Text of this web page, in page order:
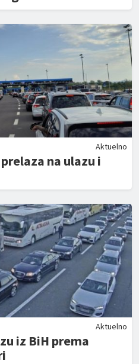
Aktuelno
na ulazu i
Aktuelno
iz BiH prema